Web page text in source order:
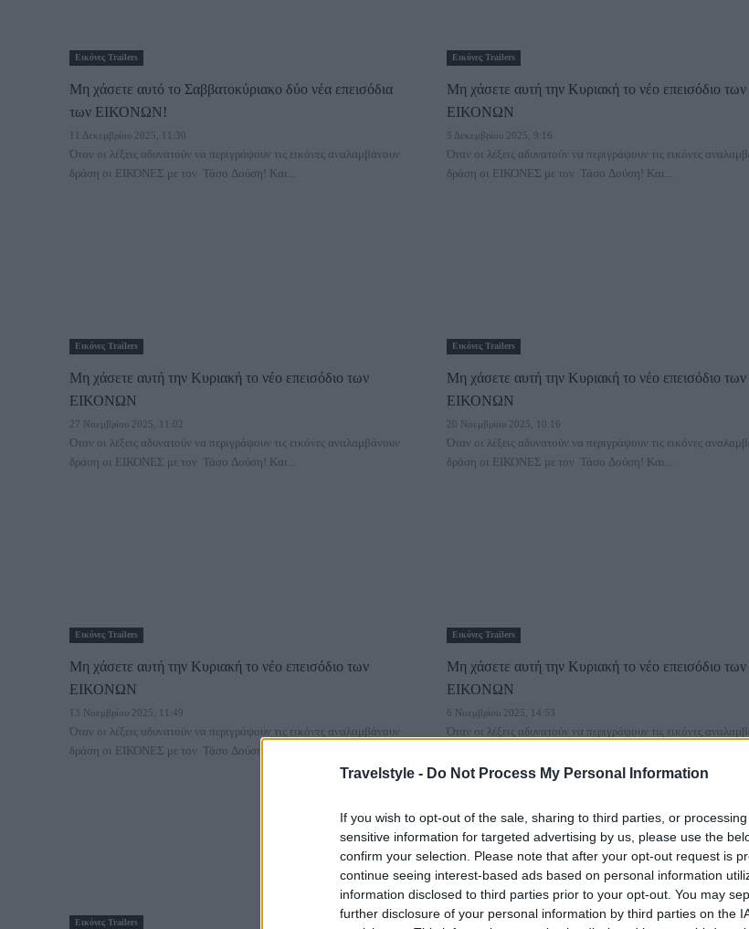
Travelstyle - Do Not Process My Personal Information
If you wish to opt-out of the sale, sharing to third parties, or
sensitive information for targeted advertising by us, please use the
confirm your selection. Please note that after your opt-out request is
continue seeing interest-based ads based on personal information
information disclosed to third parties prior to your opt-out. You may
further disclosure of your personal information by third parties on the
Εικόνες Trailers
Μη χάσετε αυτό το Σαββατοκύριακο δύο νέα επεισόδια
των ΕΙΚΟΝΩΝ!
11 Δεκεμβρίου 2025, 11:30
Όταν οι λέξεις αδυνατούν να περιγράψουν τις εικόνες αναλαμβάνουν
δράση οι ΕΙΚΟΝΕΣ με τον Τάσο Δούση! Και...
Εικόνες Trailers
Μη χάσετε αυτή την Κυριακή το νέο επεισόδιο των
ΕΙΚΟΝΩΝ
5 Δεκεμβρίου 2025, 9:16
Όταν οι λέξεις αδυνατούν να περιγράψουν τις εικόνες
δράση οι ΕΙΚΟΝΕΣ με τον Τάσο Δούση! Και...
Εικόνες Trailers
Μη χάσετε αυτή την Κυριακή το νέο επεισόδιο των
ΕΙΚΟΝΩΝ
27 Νοεμβρίου 2025, 11:02
Όταν οι λέξεις αδυνατούν να περιγράψουν τις εικόνες αναλαμβάνουν
δράση οι ΕΙΚΟΝΕΣ με τον Τάσο Δούση! Και...
Εικόνες Trailers
Μη χάσετε αυτή την Κυριακή το νέο επεισόδιο των
ΕΙΚΟΝΩΝ
20 Νοεμβρίου 2025, 10:16
Όταν οι λέξεις αδυνατούν να περιγράψουν τις εικόνες
δράση οι ΕΙΚΟΝΕΣ με τον Τάσο Δούση! Και...
Εικόνες Trailers
Μη χάσετε αυτή την Κυριακή το νέο επεισόδιο των
ΕΙΚΟΝΩΝ
13 Νοεμβρίου 2025, 11:49
Όταν οι λέξεις αδυνατούν να περιγράψουν τις εικόνες αναλαμβάνουν
δράση οι ΕΙΚΟΝΕΣ με τον Τάσο Δούση! Και...
Εικόνες Trailers
Μη χάσετε αυτή την Κυριακή το νέο επεισόδιο των
ΕΙΚΟΝΩΝ
6 Νοεμβρίου 2025, 14:53
Όταν οι λέξεις αδυνατούν να περιγράψουν τις εικόνες
Εικόνες Trailers Εικόνες Trailers